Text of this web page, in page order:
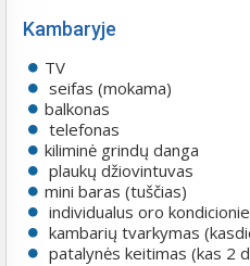
Kambaryje
TV
seifas (mokama)
balkonas
telefonas
kiliminė grindų danga
plaukų džiovintuvas
mini baras (tuščias)
individualus oro
kambarių tvarkymas
patalynės keitimas (kas 2